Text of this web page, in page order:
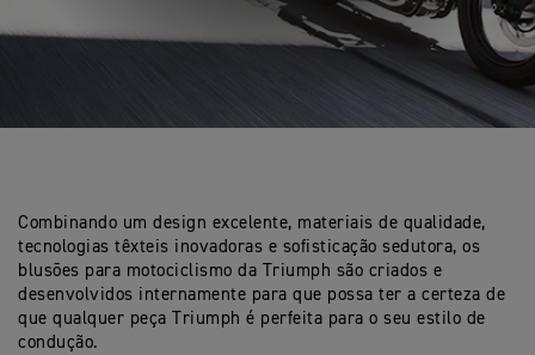
Combinando um design excelente, materiais de qualidade,
tecnologias têxteis inovadoras e sofisticação sedutora, os
blusões para motociclismo da Triumph são criados e
desenvolvidos internamente para que possa ter a certeza de
que qualquer peça Triumph é perfeita para o seu estilo de
condução.